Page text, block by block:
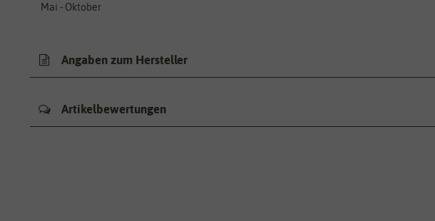
Mai - Oktober
Angaben zum Hersteller
Artikelbewertungen